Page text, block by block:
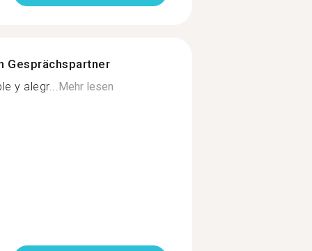
Gesprächspartner
y alegr...Mehr lesen